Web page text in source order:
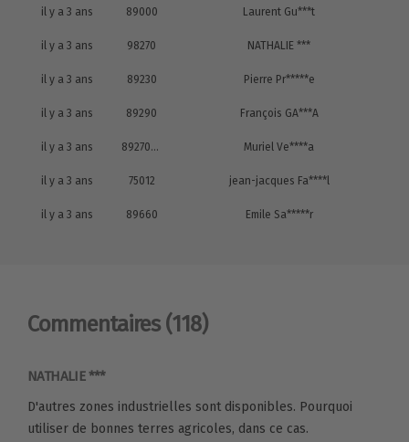
il y a 3 ans 89000 Laurent Gu***t
il y a 3 ans 98270 NATHALIE ***
il y a 3 ans 89230 Pierre Pr*****e
il y a 3 ans 89290 François GA***A
il y a 3 ans 89270ar y scur Cure Muriel Ve****a
il y a 3 ans 75012 jean-jacques Fa****l
il y a 3 ans 89660 Emile Sa*****r
Commentaires (118)
NATHALIE ***
D'autres zones industrielles sont disponibles. Pourquoi
utiliser de bonnes terres agricoles, dans ce cas.